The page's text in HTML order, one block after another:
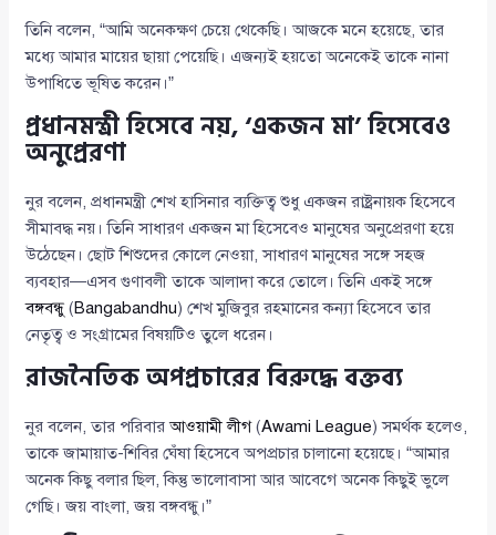
তিনি বলেন, “আমি অনেকক্ষণ চেয়ে থেকেছি। আজকে মনে হয়েছে, তার
মধ্যে আমার মায়ের ছায়া পেয়েছি। এজন্যই হয়তো অনেকেই তাকে নানা
উপাধিতে ভূষিত করেন।”
প্রধানমন্ত্রী হিসেবে নয়, ‘একজন মা’ হিসেবেও
অনুপ্রেরণা
নুর বলেন, প্রধানমন্ত্রী শেখ হাসিনার ব্যক্তিত্ব শুধু একজন রাষ্ট্রনায়ক হিসেবে
সীমাবদ্ধ নয়। তিনি সাধারণ একজন মা হিসেবেও মানুষের অনুপ্রেরণা হয়ে
উঠেছেন। ছোট শিশুদের কোলে নেওয়া, সাধারণ মানুষের সঙ্গে সহজ
ব্যবহার—এসব গুণাবলী তাকে আলাদা করে তোলে। তিনি একই সঙ্গে
বঙ্গবন্ধু (Bangabandhu) শেখ মুজিবুর রহমানের কন্যা হিসেবে তার
নেতৃত্ব ও সংগ্রামের বিষয়টিও তুলে ধরেন।
রাজনৈতিক অপপ্রচারের বিরুদ্ধে বক্তব্য
নুর বলেন, তার পরিবারআওয়ামী লীগ(Awami League) সমর্থক হলেও,
তাকে জামায়াত-শিবির ঘেঁষা হিসেবে অপপ্রচার চালানো হয়েছে। “আমার
অনেক কিছু বলার ছিল, কিন্তু ভালোবাসা আর আবেগে অনেক কিছুই ভুলে
গেছি। জয় বাংলা, জয় বঙ্গবন্ধু।”